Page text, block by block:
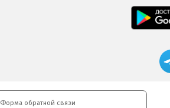
Форма обратной связи